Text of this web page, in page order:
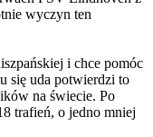
wyczyn ten
i chce pomóc
się uda potwierdzi to
na świecie. Po
trafień, o jedno mniej